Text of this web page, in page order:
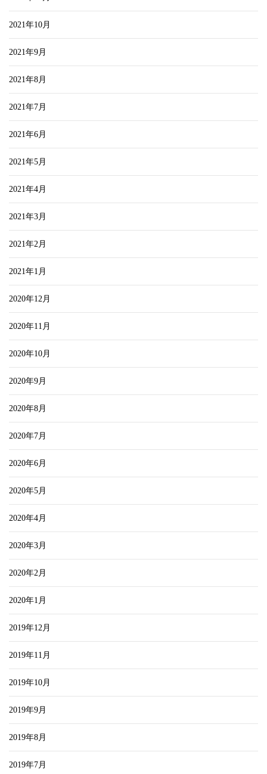
2021年10月
2021年9月
2021年8月
2021年7月
2021年6月
2021年5月
2021年4月
2021年3月
2021年2月
2021年1月
2020年12月
2020年11月
2020年10月
2020年9月
2020年8月
2020年7月
2020年6月
2020年5月
2020年4月
2020年3月
2020年2月
2020年1月
2019年12月
2019年11月
2019年10月
2019年9月
2019年8月
2019年7月